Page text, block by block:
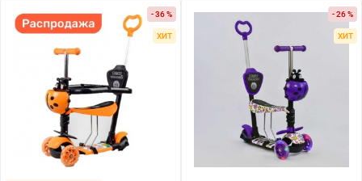
- 36 %
ХИТ
- 26 %
ХИТ